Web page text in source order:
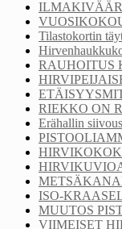
Tilastokortin
RAUHOITUS
RIEKKO ON
Erähallin
ISO-
MUUTOS
VIIMEISET